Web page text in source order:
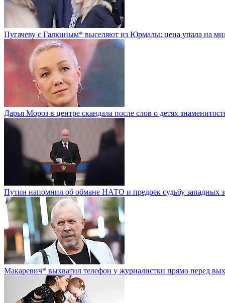
Пугачеву с Галкиным* выселяют из Юрмалы: цена упала на
Дарья Мороз в центре скандала после слов о детях
Путин напомнил об обмане НАТО и предрек судьбу западных
Макаревич* выхватил телефон у журналистки прямо перед